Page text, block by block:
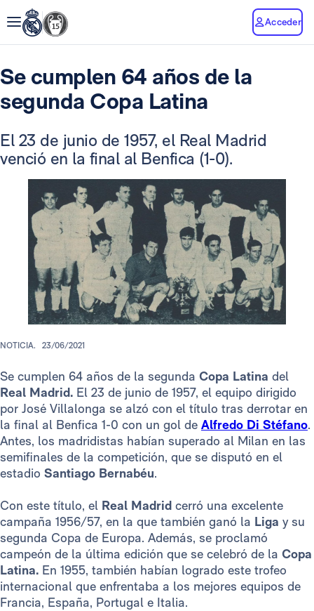
Acceder
Se cumplen 64 años de la
segunda Copa Latina
El 23 de junio de 1957, el Real Madrid
venció en la final al Benfica (1-0).
NOTICIA. 23/06/2021
Se cumplen 64 años de la segunda Copa Latina del
Real Madrid. El 23 de junio de 1957, el equipo dirigido
por José Villalonga se alzó con el título tras derrotar en
la final al Benfica 1-0 con un gol de Alfredo Di Stéfano.
Antes, los madridistas habían superado al Milan en las
semifinales de la competición, que se disputó en el
estadio Santiago Bernabéu.
Con este título, el Real Madrid cerró una excelente
campaña 1956/57, en la que también ganó la Liga y su
segunda Copa de Europa. Además, se proclamó
campeón de la última edición que se celebró de la Copa
Latina. En 1955, también habían logrado este trofeo
internacional que enfrentaba a los mejores equipos de
Francia, España, Portugal e Italia.